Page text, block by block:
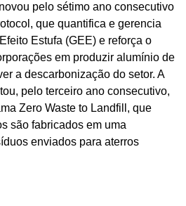
pelo sétimo ano consecutivo
que quantifica e gerencia
Estufa (GEE) e reforça o
em produzir alumínio de
a descarbonização do setor. A
pelo terceiro ano consecutivo,
Zero Waste to Landfill, que
são fabricados em uma
enviados para aterros